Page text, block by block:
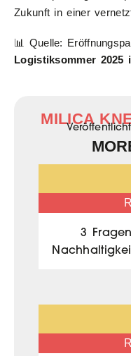
Zukunft in einer
📊 Quelle:
Logistiksommer 2025
MILICA
3